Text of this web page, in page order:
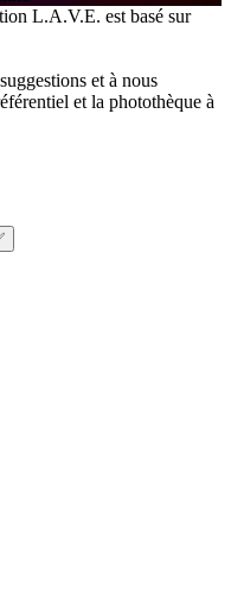
L.A.V.E. est basé sur
et à nous
et la photothèque à